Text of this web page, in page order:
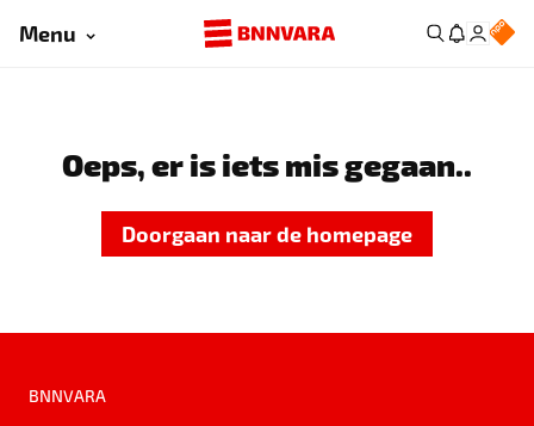
Menu
Oeps, er is iets mis gegaan..
Doorgaan naar de homepage
BNNVARA